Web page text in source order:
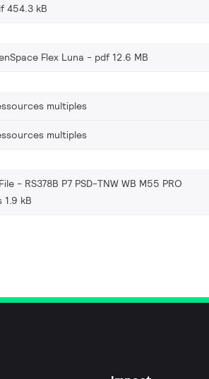
454.3 kB
Flex Luna pdf 12.6 MB
multiples
multiples
- RS378B P7 PSD-TNW WB M55 PRO
1.9 kB